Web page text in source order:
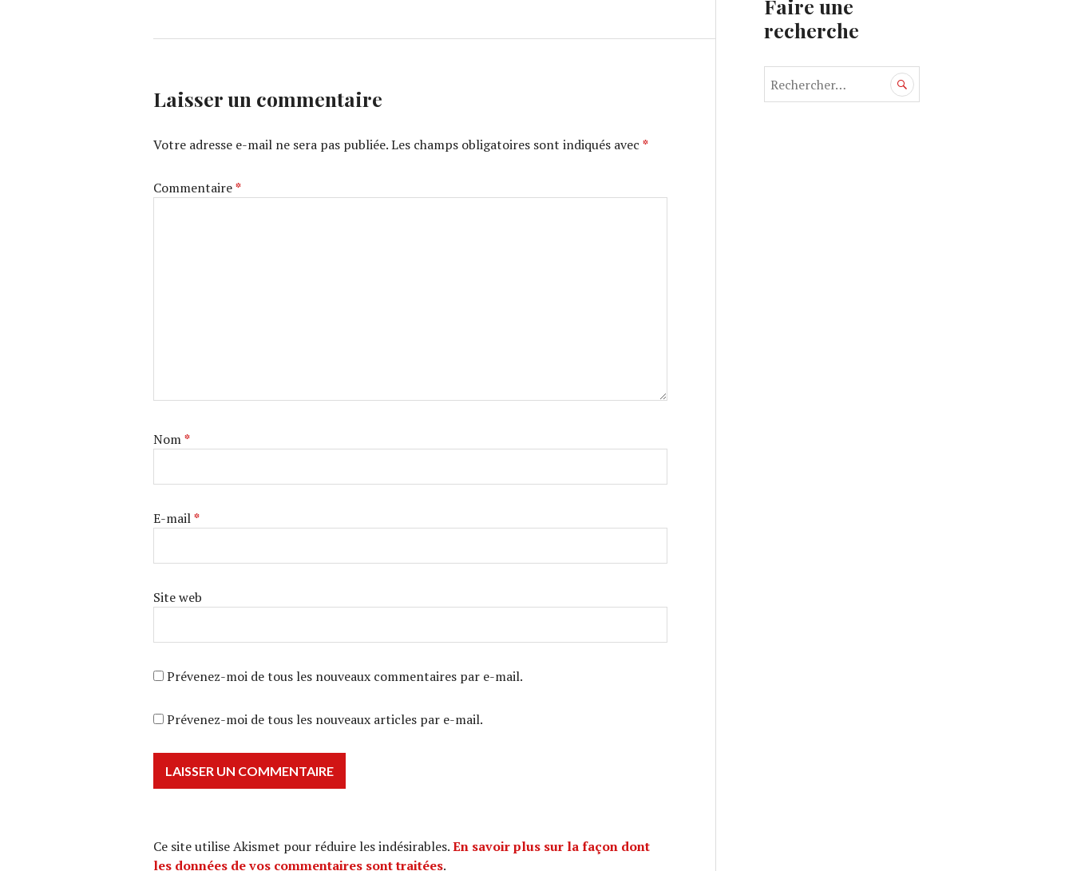
Laisser un commentaire
Votre adresse e-mail ne sera pas publiée.Les champs obligatoires sont indiqués avec *
Commentaire*
Nom*
E-mail*
Site web
Prévenez-moi de tous les nouveaux commentaires par e-mail.
Prévenez-moi de tous les nouveaux articles par e-mail.
Ce site utilise Akismet pour réduire les indésirables.En savoir plus sur la façon dont
les données de vos commentaires sont traitées.
Faire une
recherche